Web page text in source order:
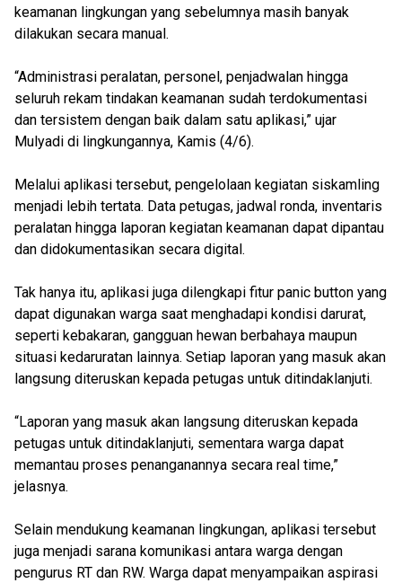
keamanan lingkungan yang sebelumnya masih banyak
dilakukan secara manual.
“Administrasi peralatan, personel, penjadwalan hingga
seluruh rekam tindakan keamanan sudah terdokumentasi
dan tersistem dengan baik dalam satu aplikasi,” ujar
Mulyadi di lingkungannya, Kamis (4/6).
Melalui aplikasi tersebut, pengelolaan kegiatan siskamling
menjadi lebih tertata. Data petugas, jadwal ronda, inventaris
peralatan hingga laporan kegiatan keamanan dapat dipantau
dan didokumentasikan secara digital.
Tak hanya itu, aplikasi juga dilengkapi fitur panic button yang
dapat digunakan warga saat menghadapi kondisi darurat,
seperti kebakaran, gangguan hewan berbahaya maupun
situasi kedaruratan lainnya. Setiap laporan yang masuk akan
langsung diteruskan kepada petugas untuk ditindaklanjuti.
“Laporan yang masuk akan langsung diteruskan kepada
petugas untuk ditindaklanjuti, sementara warga dapat
memantau proses penanganannya secara real time,”
jelasnya.
Selain mendukung keamanan lingkungan, aplikasi tersebut
juga menjadi sarana komunikasi antara warga dengan
pengurus RT dan RW. Warga dapat menyampaikan aspirasi